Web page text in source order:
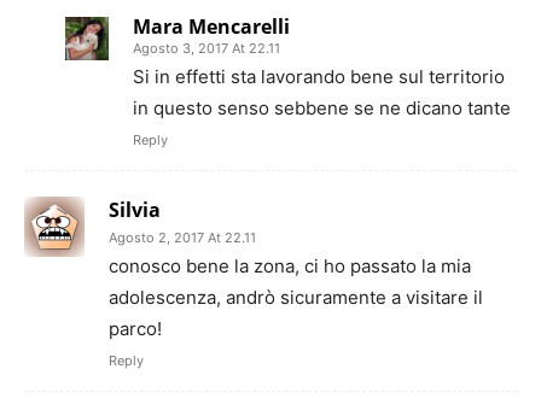
Mara Mencarelli
Agosto 3, 2017 At 22.11
Si in effetti sta lavorando bene sul territorio
in questo senso sebbene se ne dicano tante
Reply
Silvia
Agosto 2, 2017 At 22.11
conosco bene la zona, ci ho passato la mia
adolescenza, andrò sicuramente a visitare il
parco!
Reply